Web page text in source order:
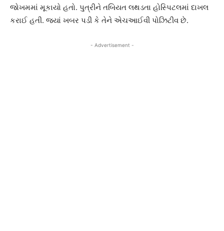
જોખમમાં મૂકાયો હતો. પુત્રીને તબિયત લથડતા હોસ્પિટલમાં દાખલ
કરાઈ હતી. જ્યાં ખબર પડી કે તેને એચઆઈવી પોઝિટીવ છે.
- Advertisement -